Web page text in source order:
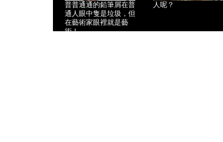
普普通通的鉛筆屑在普
通人眼中隻是垃圾，但
在藝術家眼裡就是藝
術！
人呢？